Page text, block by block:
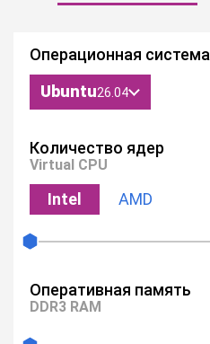
Операционная система
Ubuntu26.04
Ubuntu
Debian
Windows
FreeBSD
Количество ядер
Virtual CPU
Intel
AMD
Оперативная память
DDR3 RAM